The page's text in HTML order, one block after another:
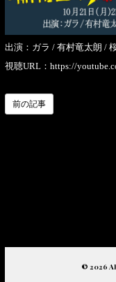
出演：ガラ / 有村竜太朗 /
視聴URL： https://
前の記事
© 2026